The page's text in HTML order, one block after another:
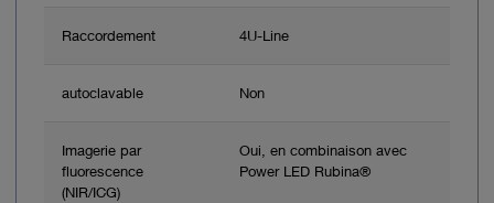
Raccordement 4U-Line
autoclavable Non
Imagerie par
fluorescence
(NIR/ICG)
Oui, en combinaison avec
Power LED Rubina®